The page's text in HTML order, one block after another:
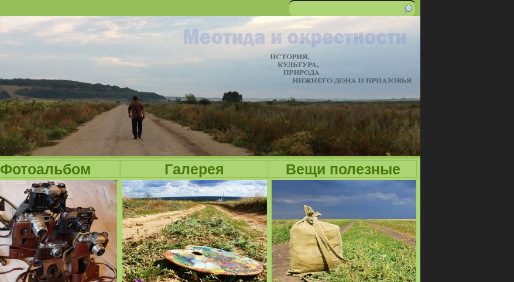
Форма
поиска
Поиск
Фотоальбом Галерея Вещи полезные